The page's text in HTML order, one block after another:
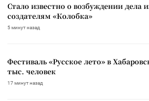
Стало известно о возбуждении дела
создателям «Колобка»
5 минут назад
Фестиваль «Русское лето» в
тыс. человек
17 минут назад